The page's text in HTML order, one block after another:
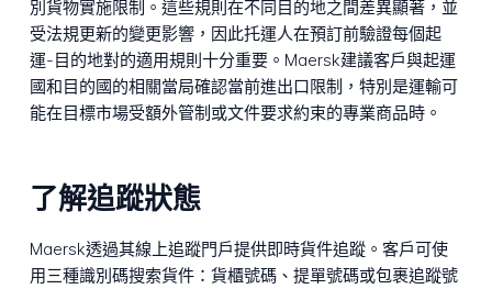
別貨物實施限制。這些規則在不同目的地之間差異顯著，並
受法規更新的變更影響，因此托運人在預訂前驗證每個起
運-目的地對的適用規則十分重要。Maersk建議客戶與起運
國和目的國的相關當局確認當前進出口限制，特別是運輸可
能在目標市場受額外管制或文件要求約束的專業商品時。
了解追蹤狀態
Maersk透過其線上追蹤門戶提供即時貨件追蹤。客戶可使
用三種識別碼搜索貨件：貨櫃號碼、提單號碼或包裹追蹤號